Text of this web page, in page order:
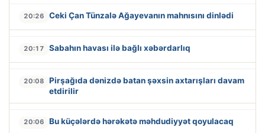
20:26 Ceki Çan Tünzalə Ağayevanın mahnısını dinlədi
20:17 Sabahın havası ilə bağlı xəbərdarlıq
20:08
Pirşağıda dənizdə batan şəxsin axtarışları davam
etdirilir
20:06 Bu küçələrdə hərəkətə məhdudiyyət qoyulacaq